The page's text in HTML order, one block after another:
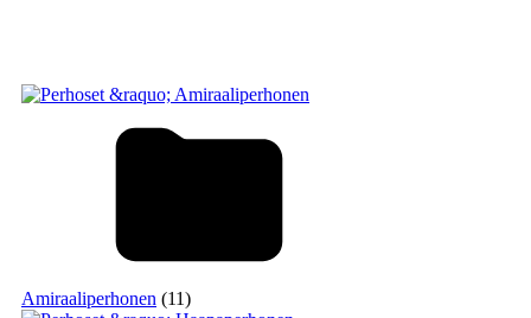
Amiraaliperhonen (11)